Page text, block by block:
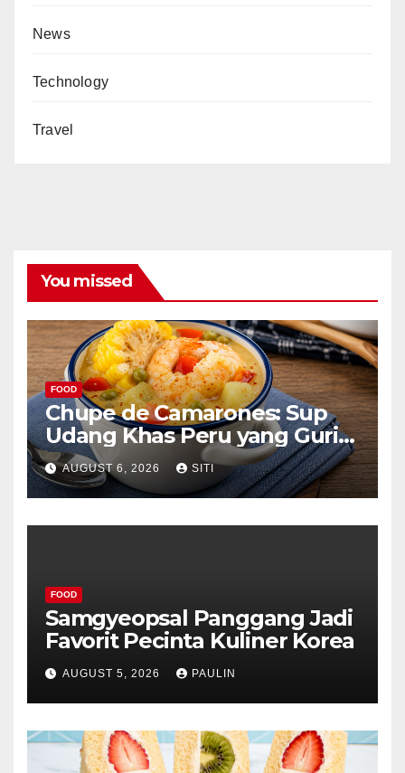
News
Technology
Travel
You missed
FOOD
Chupe de Camarones: Sup
Udang Khas Peru yang Gurih
Lezat
AUGUST 6, 2026 SITI
FOOD
Samgyeopsal Panggang Jadi
Favorit Pecinta Kuliner Korea
AUGUST 5, 2026 PAULIN